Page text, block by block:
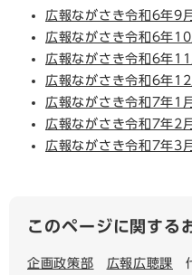
広報ながさき令和6年9
広報ながさき令和6年
広報ながさき令和6年
広報ながさき令和6年
広報ながさき令和7年1
広報ながさき令和7年2
広報ながさき令和7年3
このページに関する
企画政策部 広報広聴課